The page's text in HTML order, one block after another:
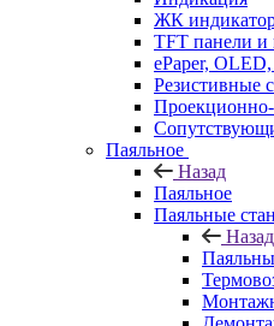
ЖК
TFT панели и
ePaper,
Резистивные
Паяльное
Назад
Паяльное
Паяльные
Назад